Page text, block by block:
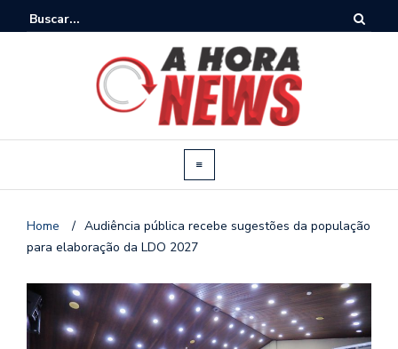
Home / Audiência pública recebe sugestões da população
para elaboração da LDO 2027